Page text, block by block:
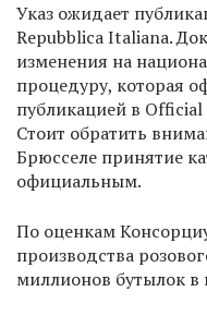
Указ ожидает
Repubblica Italiana.
изменения на
процедуру, которая
публикацией в
Стоит обратить
Брюсселе принятие
официальным.
По оценкам
производства
миллионов бутылок в